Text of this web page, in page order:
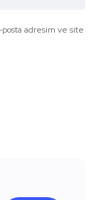
posta adresim ve site